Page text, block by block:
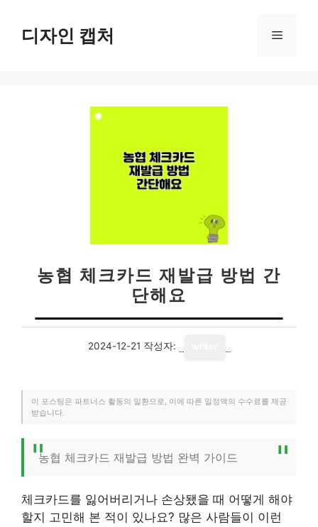
디자인 캡처 메
농협 체크카드 재발급 방법 간
단해요
2024-12-21 작성자:
이 포스팅은 파트너스 활동의 일환으로, 이에 따른 일정액의 수수료를 제공
받습니다.
농협 체크카드 재발급 방법 완벽 가이드
체크카드를 잃어버리거나 손상됐을 때 어떻게 해야
할지 고민해 본 적이 있나요? 많은 사람들이 이런